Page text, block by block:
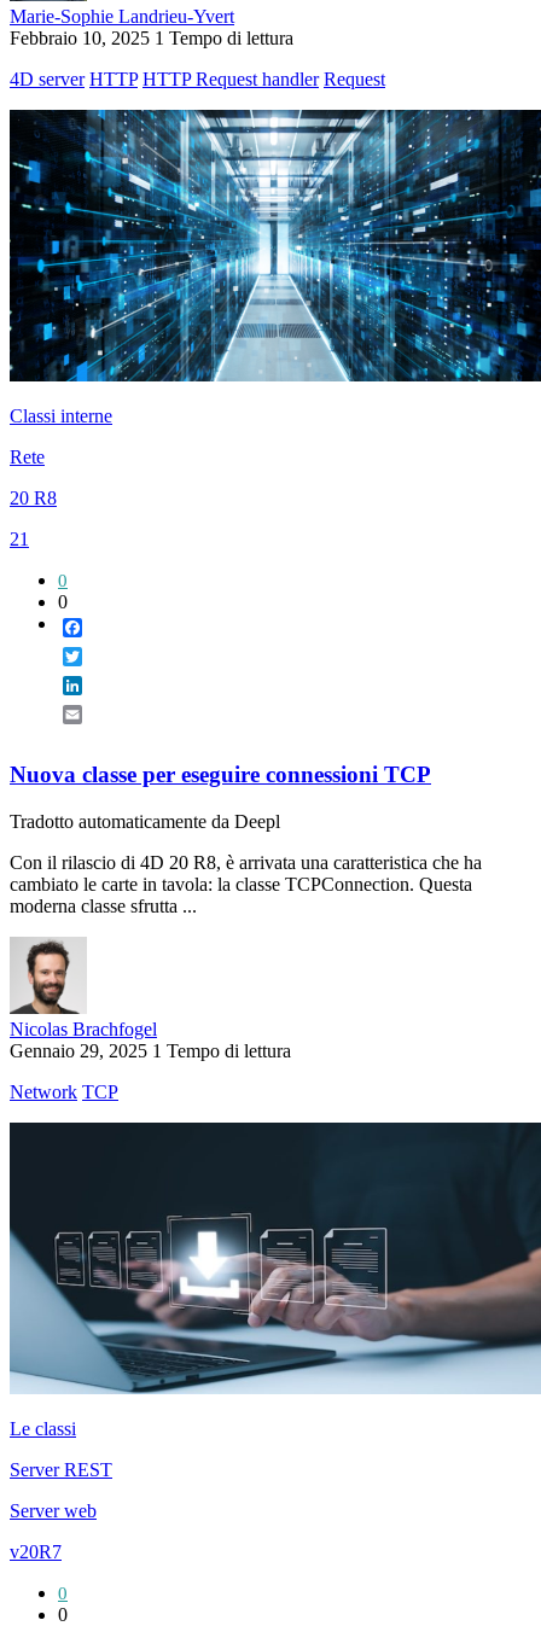
Marie-Sophie Landrieu-Yvert
Febbraio 10, 2025 1 Tempo di lettura
4D server HTTP HTTP Request handler Request
Classi interne
Rete
20 R8
21
0
0
Nuova classe per eseguire connessioni TCP
Tradotto automaticamente da Deepl
Con il rilascio di 4D 20 R8, è arrivata una caratteristica che ha
cambiato le carte in tavola: la classe TCPConnection. Questa
moderna classe sfrutta ...
Nicolas Brachfogel
Gennaio 29, 2025 1 Tempo di lettura
Network TCP
Le classi
Server REST
Server web
v20R7
0
0